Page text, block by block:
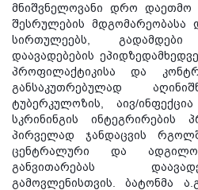
მნიშვნელოვანი დრო დაეთმო
შესრულების მდგომარეობასა
სირთულეებს,
დაავადებების
პროფილაქტიკისა და
განსაკუთრებულად
ტუბერკულოზის, აივ/
სკრინინგის ინტეგრირების
პირველად ჯანდაცვის
ცენტრალური და
განვითარებას
გამოვლენისთვის. ბატონმა